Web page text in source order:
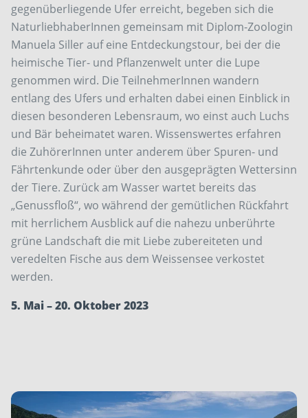
gegenüberliegende Ufer erreicht, begeben sich die
NaturliebhaberInnen gemeinsam mit Diplom-Zoologin
Manuela Siller auf eine Entdeckungstour, bei der die
heimische Tier- und Pflanzenwelt unter die Lupe
genommen wird. Die TeilnehmerInnen wandern
entlang des Ufers und erhalten dabei einen Einblick in
diesen besonderen Lebensraum, wo einst auch Luchs
und Bär beheimatet waren. Wissenswertes erfahren
die ZuhörerInnen unter anderem über Spuren- und
Fährtenkunde oder über den ausgeprägten Wettersinn
der Tiere. Zurück am Wasser wartet bereits das
„Genussfloß“, wo während der gemütlichen Rückfahrt
mit herrlichem Ausblick auf die nahezu unberührte
grüne Landschaft die mit Liebe zubereiteten und
veredelten Fische aus dem Weissensee verkostet
werden.
5. Mai – 20. Oktober 2023